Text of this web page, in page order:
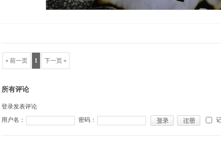
« 前一页 1 下一页 »
所有评论
登录发表评论
用户名：
密码：